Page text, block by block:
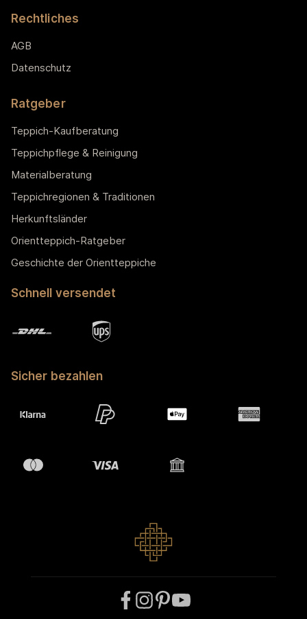
Rechtliches
AGB
Datenschutz
Ratgeber
Teppich-Kaufberatung
Teppichpflege & Reinigung
Materialberatung
Teppichregionen & Traditionen
Herkunftsländer
Orientteppich-Ratgeber
Geschichte der Orientteppiche
Schnell versendet
Sicher bezahlen